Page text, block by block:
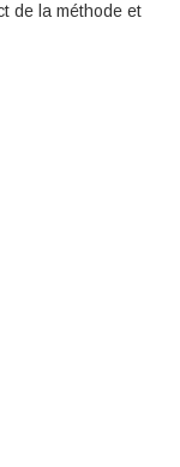
de la méthode et